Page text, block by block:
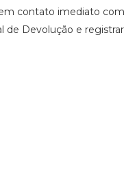
contato imediato
Devolução e